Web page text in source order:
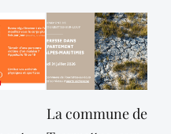
La commune de